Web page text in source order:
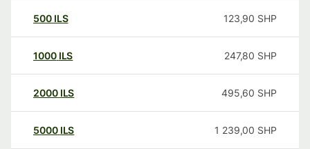
500 ILS 123,90 SHP
1000 ILS 247,80 SHP
2000 ILS 495,60 SHP
5000 ILS 1 239,00 SHP